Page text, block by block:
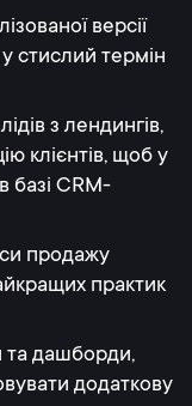
версії
стислий термін
з лендингів,
клієнтів, щоб у
базі CRM-
продажу
практик
та дашборди,
додаткову